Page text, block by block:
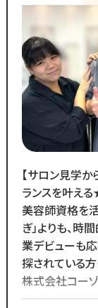
◆SNSで職場
チェックでき
￣￣￣￣￣￣
スタッフの技
撮影イベント・
リアルな職場
応募前に一度
Instagram ▷
Tiktok ▷「＠
で検索してくだ
【サロン見学
ランスを叶え
美容師資格を活
ぎ」よりも、時
業デビューも
探されてい
株式会社コー